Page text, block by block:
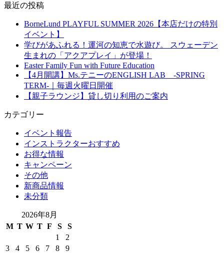
最近の投稿
BorneLund PLAYFUL SUMMER 2026【本店だけの特別
イベント】
学びがあふれる！運河の知恵で水遊び。 スウェーデン
生まれの「アクアプレイ」が登場！
Easter Family Fun with Future Education
【4月開講】Ms.テニーのENGLISH LAB -SPRING
TERM-｜毎週火曜日開催
【親子ラウンジ】貸し切り利用のご案内
カテゴリー
イベント報告
インストラクターおすすめ
お得な情報
キャンペーン
その他
新商品情報
未分類
2026年8月
M T W T F S
S
1
2
3
4 5 6 7 8
9